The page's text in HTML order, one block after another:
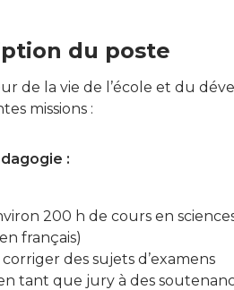
du poste
de la vie de l’école et du
missions :
:
200 h de cours en
français)
des sujets d’examens
tant que jury à des